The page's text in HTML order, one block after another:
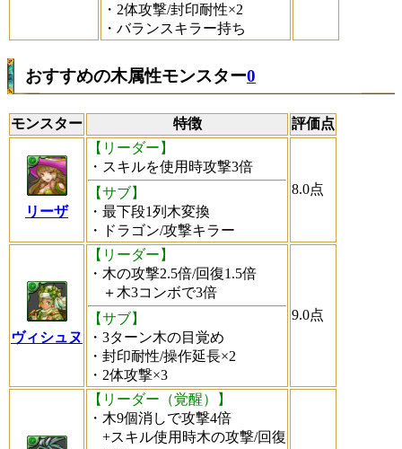
・2体攻撃/封印耐性×2
・バランスキラー持ち
おすすめの木属性モンスター0
モンスター 特徴 評価点
リーザ
【リーダー】
・スキルを使用時攻撃3倍
【サブ】
・最下段1列木変換
・ドラゴン/攻撃キラー
8.0点
ヴィシュヌ
【リーダー】
・木の攻撃2.5倍/回復1.5倍
＋木3コンボで3倍
【サブ】
・3ターン木の目覚め
・封印耐性/操作延長×2
・2体攻撃×3
9.0点
【リーダー（覚醒）】
・木9個消しで攻撃4倍
+スキル使用時木の攻撃/回復